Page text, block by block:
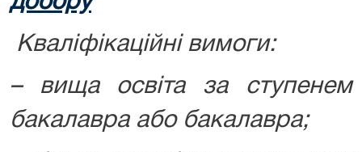
Кваліфікаційні вимоги:
– вища освіта за
бакалавра або бакалавра;